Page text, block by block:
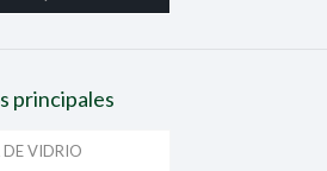
principales
DE VIDRIO